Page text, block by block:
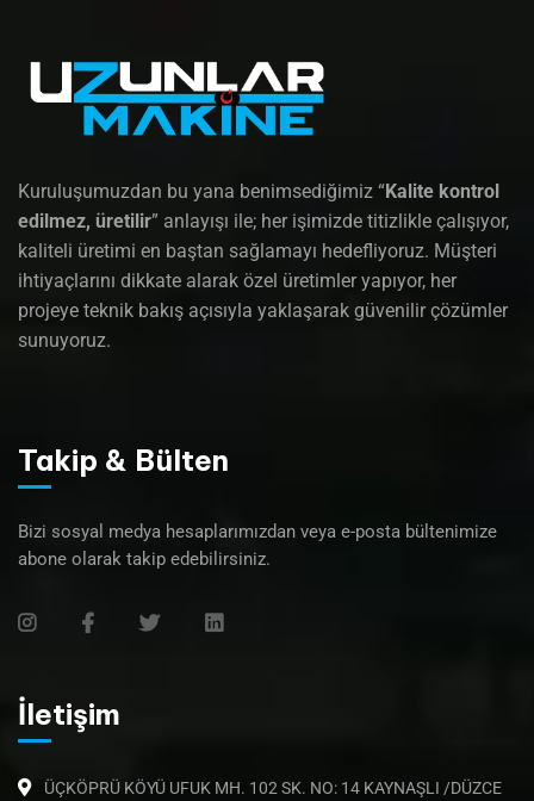
Kuruluşumuzdan bu yana benimsediğimiz “Kalite kontrol
edilmez, üretilir” anlayışı ile; her işimizde titizlikle çalışıyor,
kaliteli üretimi en baştan sağlamayı hedefliyoruz. Müşteri
ihtiyaçlarını dikkate alarak özel üretimler yapıyor, her
projeye teknik bakış açısıyla yaklaşarak güvenilir çözümler
sunuyoruz.
Takip & Bülten
Bizi sosyal medya hesaplarımızdan veya e-posta bültenimize
abone olarak takip edebilirsiniz.
İletişim
ÜÇKÖPRÜ KÖYÜ UFUK MH. 102 SK. NO: 14 KAYNAŞLI /DÜZCE